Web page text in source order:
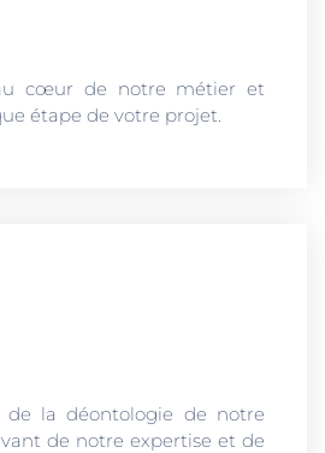
cœur de notre métier et
étape de votre projet.
de la déontologie de notre
de notre expertise et de